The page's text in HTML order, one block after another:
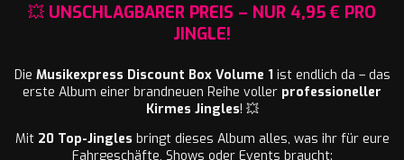
💥 UNSCHLAGBARER PREIS – NUR 4,95 € PRO
JINGLE!
Die Musikexpress Discount Box Volume 1 ist endlich da – das
erste Album einer brandneuen Reihe voller professioneller
Kirmes Jingles! 💥
Mit 20 Top-Jingles bringt dieses Album alles, was ihr für eure
Fahrgeschäfte, Shows oder Events braucht: